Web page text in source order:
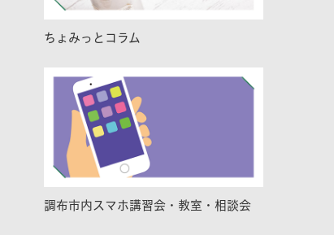
ちょみっとコラム
調布市内スマホ講習会・教室・相談会